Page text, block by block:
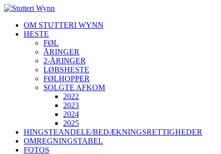
OM STUTTERI WYNN
HESTE
FØL
ÅRINGER
2-ÅRINGER
LØBSHESTE
FØLHOPPER
SOLGTE AFKOM
2022
2023
2024
2025
HINGSTEANDELE/BEDÆKNINGSRETTIGHEDER
OMREGNINGSTABEL
FOTOS